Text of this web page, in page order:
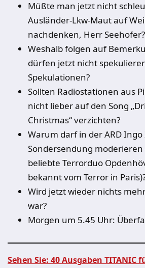
Müßte man jetzt nicht
Ausländer-Lkw-Maut auf
nachdenken, Herr Seehofer?
Weshalb folgen auf
dürfen jetzt nicht
Spekulationen?
Sollten Radiostationen aus
nicht lieber auf den Song
Christmas“ verzichten?
Warum darf in der ARD
Sondersendung
beliebte Terrorduo
bekannt vom Terror in
Wird jetzt wieder nichts
war?
Morgen um 5.45 Uhr:
Sehen Sie: 40 Ausgaben TITANIC